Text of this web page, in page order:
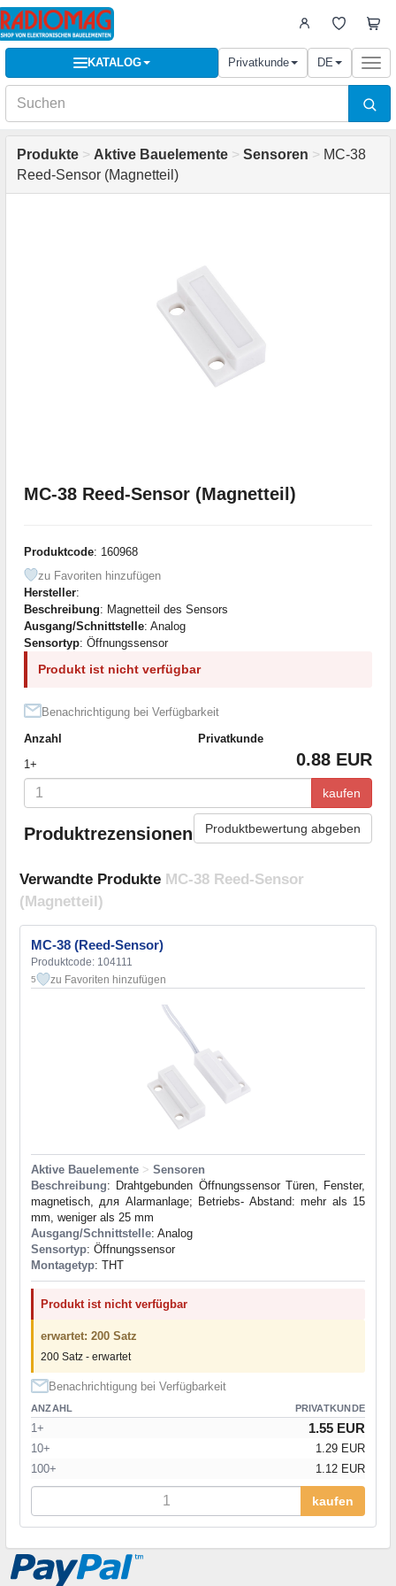
KATALOG Privatkunde DE
Produkte > Aktive Bauelemente > Sensoren > MC-38
Reed-Sensor (Magnetteil)
MC-38 Reed-Sensor (Magnetteil)
Produktcode: 160968
zu Favoriten hinzufügen
Hersteller:
Beschreibung: Magnetteil des Sensors
Ausgang/Schnittstelle: Analog
Sensortyp: Öffnungssensor
Produkt ist nicht verfügbar
Benachrichtigung bei Verfügbarkeit
Anzahl
Privatkunde
1+
0.88 EUR
kaufen
Produktrezensionen Produktbewertung abgeben
Verwandte Produkte MC-38 Reed-Sensor
(Magnetteil)
MC-38 (Reed-Sensor)
Produktcode: 104111
5 zu Favoriten hinzufügen
Aktive Bauelemente > Sensoren
Beschreibung: Drahtgebunden Öffnungssensor Türen, Fenster,
magnetisch, для Alarmanlage; Betriebs- Abstand: mehr als 15
mm, weniger als 25 mm
Ausgang/Schnittstelle: Analog
Sensortyp: Öffnungssensor
Montagetyp: THT
Produkt ist nicht verfügbar
erwartet: 200 Satz
200 Satz - erwartet
Benachrichtigung bei Verfügbarkeit
ANZAHL PRIVATKUNDE
1+ 1.55 EUR
10+
1.29 EUR
100+
1.12 EUR
kaufen